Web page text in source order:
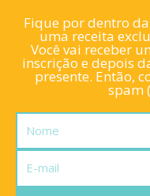
Fique por dentro
uma receita
Você vai receber
inscrição e depois
presente. Então,
spam
Nome
mail